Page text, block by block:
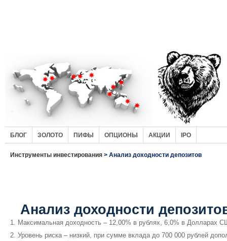
БЛОГ ЗОЛОТО ПИФЫ ОПЦИОНЫ АКЦИИ IPO
Инструменты инвестирования > Анализ доходности депозитов
Анализ доходности
Максимальная доходность – 12,00% в рублях, 6,0% в Долларах
Уровень риска – низкий, при сумме вклада до 700 000 рублей